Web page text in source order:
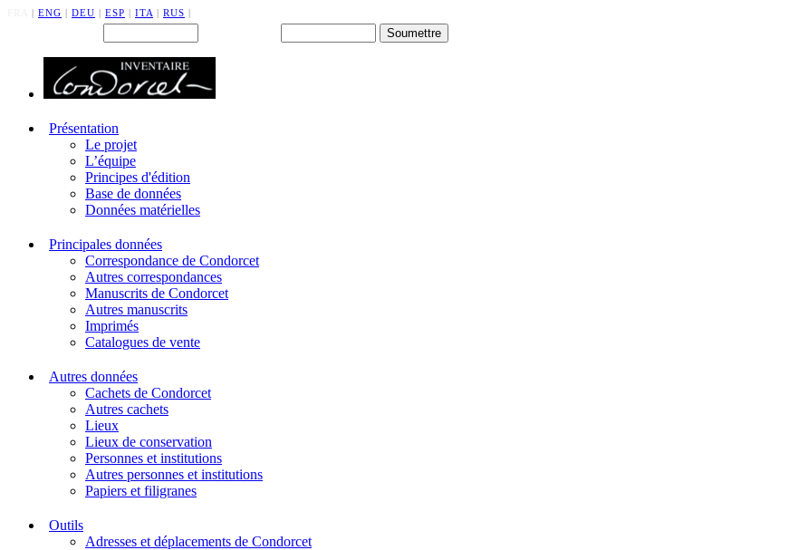
| ENG | DEU | ESP | ITA | RUS |
Présentation
Le projet
L’équipe
Principes d'édition
Base de données
Données matérielles
Principales données
Correspondance de Condorcet
Autres correspondances
Manuscrits de Condorcet
Autres manuscrits
Imprimés
Catalogues de vente
Autres données
Cachets de Condorcet
Autres cachets
Lieux
Lieux de conservation
Personnes et institutions
Autres personnes et institutions
Papiers et filigranes
Outils
Adresses et déplacements de Condorcet